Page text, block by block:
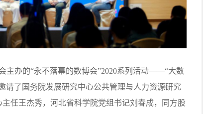
主办的“永不落幕的数博会”2020系列活动——“大数
请了国务院发展研究中心公共管理与人力资源研究
任王杰秀，河北省科学院党组书记刘春成，同方股